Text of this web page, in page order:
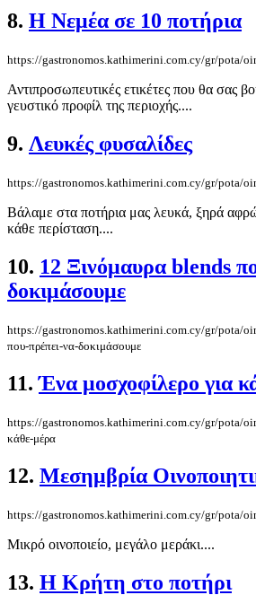
8. Η Νεμέα σε 10 ποτήρια
https://gastronomos.kathimerini.com.cy/gr/pota/
Αντιπροσωπευτικές ετικέτες που θα σας
γευστικό προφίλ της περιοχής....
9. Λευκές φυσαλίδες
https://gastronomos.kathimerini.com.cy/gr/pota/
Βάλαμε στα ποτήρια μας λευκά, ξηρά
κάθε περίσταση....
10. 12 Ξινόμαυρα blends
δοκιμάσουμε
https://gastronomos.kathimerini.com.cy/gr/pota/
που-πρέπει-να-δοκιμάσουμε
11.Ένα μοσχοφίλερο για
https://gastronomos.kathimerini.com.cy/gr/pota/
κάθε-μέρα
12. Μεσημβρία
https://gastronomos.kathimerini.com.cy/gr/pota/
Μικρό οινοποιείο, μεγάλο μεράκι....
13. Η Κρήτη στο ποτήρι